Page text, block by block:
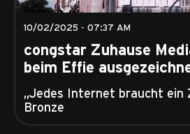
10/02/2025 - 07:37 AM
congstar Zuhause
beim Effie
„Jedes Internet braucht ein
Bronze